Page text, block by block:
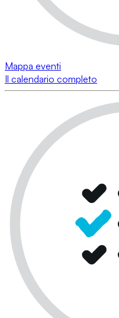
Mappa eventi
Il calendario completo